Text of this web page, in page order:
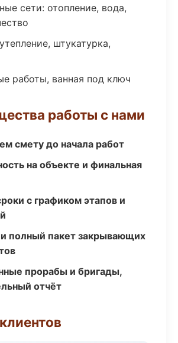
сети: отопление, вода,
штукатурка,
работы, ванная под ключ
работы с нами
смету до начала работ
на объекте и финальная
с графиком этапов и
полный пакет закрывающих
прорабы и бригады,
отчёт